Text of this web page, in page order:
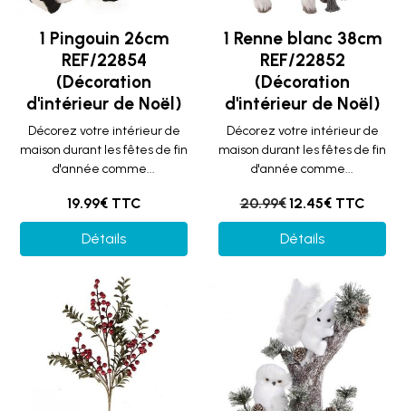
1 Pingouin 26cm
REF/22854
(Décoration
d'intérieur de Noël)
Décorez votre intérieur de
maison durant les fêtes de fin
d'année comme...
19.99€ TTC
Détails
1 Renne blanc 38cm
REF/22852
(Décoration
d'intérieur de Noël)
Décorez votre intérieur de
maison durant les fêtes de fin
d'année comme...
20.99€12.45€ TTC
Détails